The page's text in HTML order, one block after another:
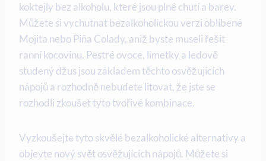
koktejly bez alkoholu, které jsou plné chutí a barev.
Můžete si vychutnat bezalkoholickou verzi oblíbené
Mojita nebo Piña Colady, aniž byste museli řešit
ranní kocovinu. Pestré ovoce, limetky a ledově
studený džus jsou základem těchto osvěžujících
nápojů a rozhodně nebudete litovat, že jste se
rozhodli zkoušet tyto tvořivé kombinace.
Vyzkoušejte tyto skvělé bezalkoholické alternativy a
objevte nový svět osvěžujících nápojů. Můžete si